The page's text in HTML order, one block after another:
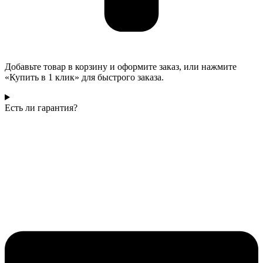
Добавьте товар в корзину и оформите заказ, или нажмите
«Купить в 1 клик» для быстрого заказа.
Есть ли гарантия?